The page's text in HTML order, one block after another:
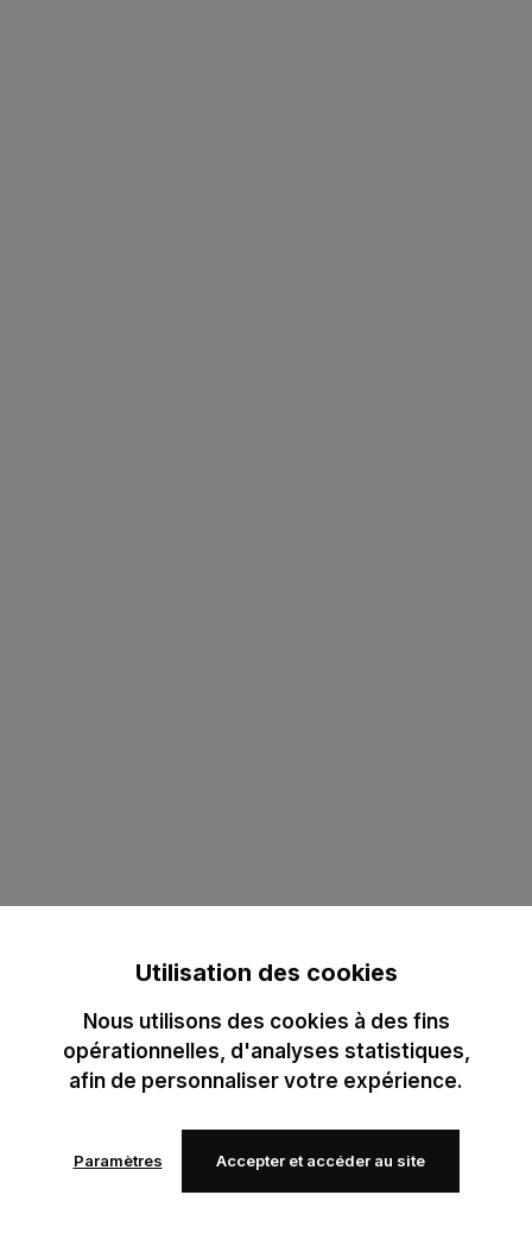
Utilisation des cookies
Nous utilisons des cookies à des fins
opérationnelles, d'analyses statistiques,
afin de personnaliser votre expérience.
Paramètres Accepter et accéder au site